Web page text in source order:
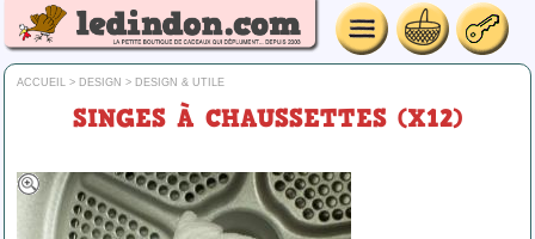
ACCUEIL > DESIGN > DESIGN & UTILE
SINGES À CHAUSSETTES (X12)